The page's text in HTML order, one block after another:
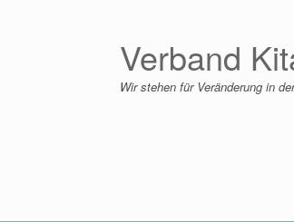
Verband
Wir stehen für Veränderung in